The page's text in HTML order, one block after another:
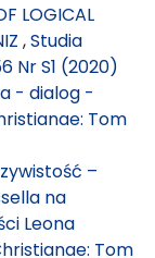
LOGICAL
,Studia
Nr S1 (2020)
- dialog -
Tom
–
na
Leona
Tom